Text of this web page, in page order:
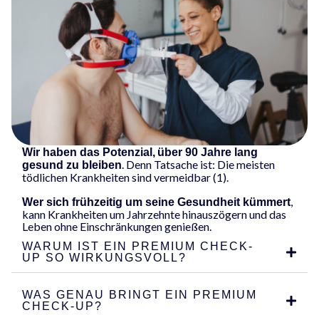
Wir haben das Potenzial, über 90 Jahre lang
gesund zu bleiben . Denn Tatsache ist: Die meisten
tödlichen Krankheiten sind vermeidbar (1).
Wer sich frühzeitig um seine Gesundheit kümmert
kann Krankheiten um Jahrzehnte hinauszögern und das
Leben ohne Einschränkungen genießen.
WARUM IST EIN PREMIUM CHECK-
UP SO WIRKUNGSVOLL?
WAS GENAU BRINGT EIN PREMIUM
CHECK-UP?